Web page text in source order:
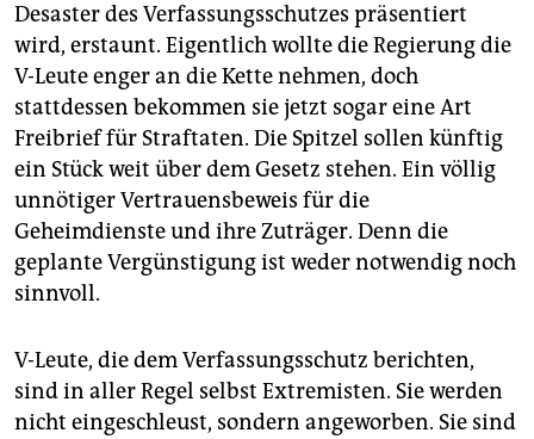
Desaster des Verfassungsschutzes präsentiert
wird, erstaunt. Eigentlich wollte die Regierung die
V-Leute enger an die Kette nehmen, doch
stattdessen bekommen sie jetzt sogar eine Art
Freibrief für Straftaten. Die Spitzel sollen künftig
ein Stück weit über dem Gesetz stehen. Ein völlig
unnötiger Vertrauensbeweis für die
Geheimdienste und ihre Zuträger. Denn die
geplante Vergünstigung ist weder notwendig noch
sinnvoll.
V-Leute, die dem Verfassungsschutz berichten,
sind in aller Regel selbst Extremisten. Sie werden
nicht eingeschleust, sondern angeworben. Sie sind